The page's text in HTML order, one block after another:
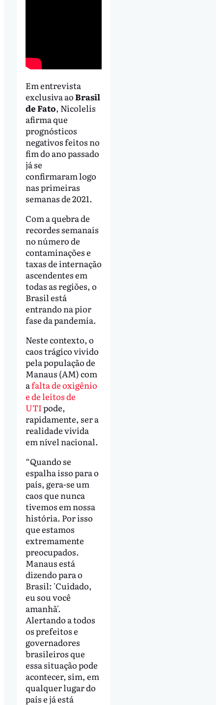
Em entrevista
exclusiva aoBrasil
de Fato, Nicolelis
afirma que
prognósticos
negativos feitos no
fim do ano passado
já se
confirmaram logo
nas primeiras
semanas de 2021.
Com a quebra de
recordes semanais
no número de
contaminações e
taxas de internação
ascendentes em
todas as regiões, o
Brasil está
entrando na pior
fase da pandemia.
Neste contexto, o
caos trágico vivido
pela população de
Manaus (AM) com
a falta de oxigênio
e de leitos de
UTIpode,
rapidamente, ser a
realidade vivida
em nível nacional.
“Quando se
espalha isso para o
país, gera-se um
caos que nunca
tivemos em nossa
história. Por isso
que estamos
extremamente
preocupados.
Manaus está
dizendo para o
Brasil: 'Cuidado,
eu sou você
amanhã'.
Alertando a todos
os prefeitos e
governadores
brasileiros que
essa situação pode
acontecer, sim, em
qualquer lugar do
país e já está